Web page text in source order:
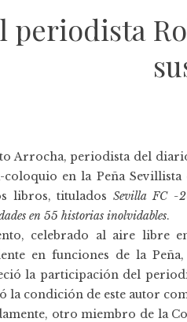
periodista
Arrocha, periodista del
coloquio en la Peña
libros, titulados Sevilla FC -
en 55 historias inolvidables.
celebrado al aire libre
en funciones de la
la participación del
la condición de este autor
otro miembro de la